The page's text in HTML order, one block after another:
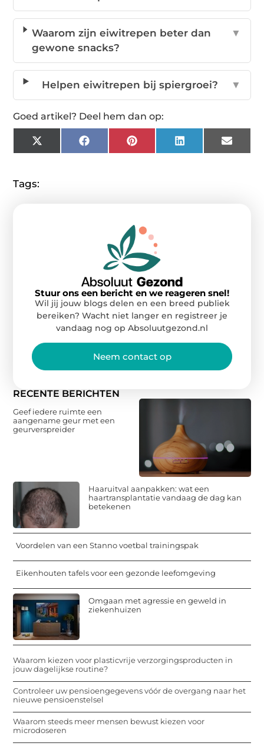
Waarom zijn eiwitrepen beter dan
gewone snacks?
▼
Helpen eiwitrepen bij spiergroei? ▼
Goed artikel? Deel hem dan op:
X
(Twitter)
FacebookPinterestLinkedInEmail
Tags:
RECENTE BERICHTEN
Geef iedere ruimte een
aangename geur met een
geurverspreider
Haaruitval aanpakken: wat een
haartransplantatie vandaag de dag kan
betekenen
Voordelen van een Stanno voetbal trainingspak
Eikenhouten tafels voor een gezonde leefomgeving
Omgaan met agressie en geweld in
ziekenhuizen
Waarom kiezen voor plasticvrije verzorgingsproducten in
jouw dagelijkse routine?
Controleer uw pensioengegevens vóór de overgang naar het
nieuwe pensioenstelsel
Waarom steeds meer mensen bewust kiezen voor
microdoseren
Stuur ons een bericht en we reageren snel!
Wil jij jouw blogs delen en een breed publiek
bereiken? Wacht niet langer en registreer je
vandaag nog op Absoluutgezond.nl
Neem contact op